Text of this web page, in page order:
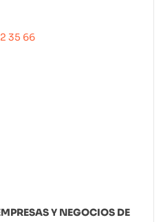
35 66
Y NEGOCIOS DE